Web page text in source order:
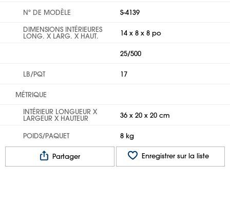
Nº DE MODÈLE
S-4139
DIMENSIONS INTÉRIEURES
LONG. X LARG. X HAUT. 14 x 8 x 8 po
25/500
LB/PQT 17
MÉTRIQUE
INTÉRIEUR LONGUEUR X
LARGEUR X HAUTEUR 36 x 20 x 20 cm
POIDS/PAQUET 8 kg
Partager Enregistrer sur la liste